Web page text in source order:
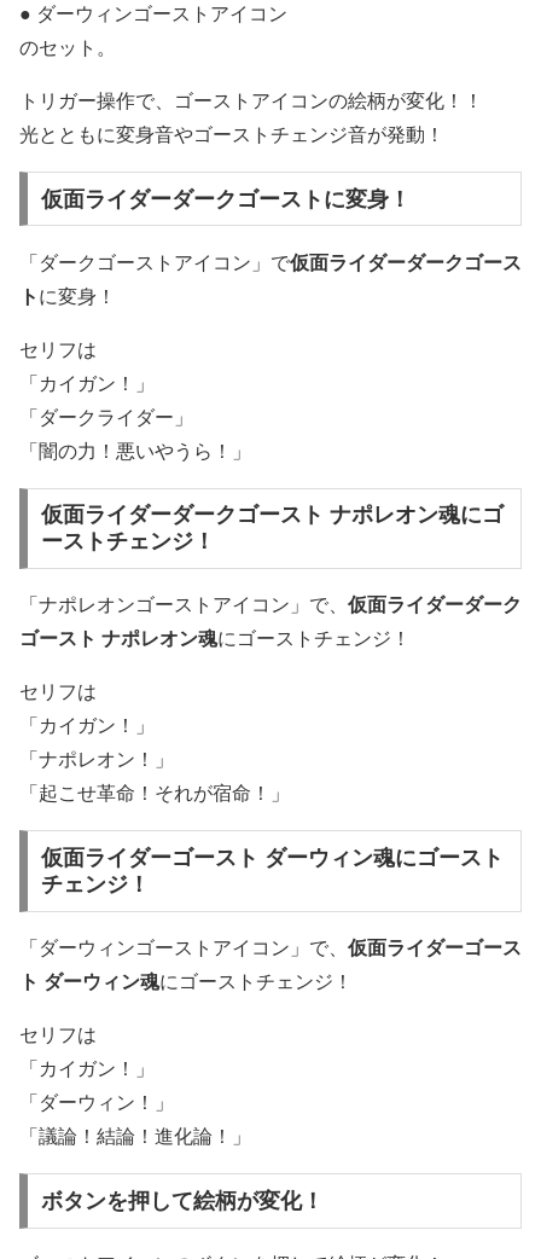
● ダーウィンゴーストアイコン
のセット。
トリガー操作で、ゴーストアイコンの絵柄が変化！！
光とともに変身音やゴーストチェンジ音が発動！
仮面ライダーダークゴーストに変身！
「ダークゴーストアイコン」で仮面ライダーダークゴース
ト に変身！
セリフは
「カイガン！」
「ダークライダー」
「闇の力！悪いやうら！」
仮面ライダーダークゴースト ナポレオン魂にゴ
ーストチェンジ！
「ナポレオンゴーストアイコン」で、 仮面ライダーダーク
ゴースト ナポレオン魂にゴーストチェンジ！
セリフは
「カイガン！」
「ナポレオン！」
「起こせ革命！それが宿命！」
仮面ライダーゴースト ダーウィン魂にゴースト
チェンジ！
「ダーウィンゴーストアイコン」で、 仮面ライダーゴース
ト ダーウィン魂にゴーストチェンジ！
セリフは
「カイガン！」
「ダーウィン！」
「議論！結論！進化論！」
ボタンを押して絵柄が変化！